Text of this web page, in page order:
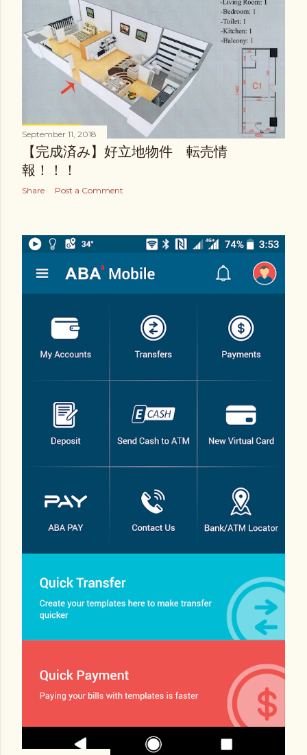
September 11, 2018
【完成済み】好立地物件 転売情
報！！！
Share Post a Comment